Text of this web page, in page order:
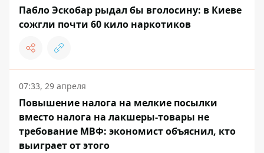
Пабло Эскобар рыдал бы вголосину: в Киеве
сожгли почти 60 кило наркотиков
07:33, 29 апреля
Повышение налога на мелкие посылки
вместо налога на лакшеры-товары не
требование МВФ: экономист объяснил, кто
выиграет от этого